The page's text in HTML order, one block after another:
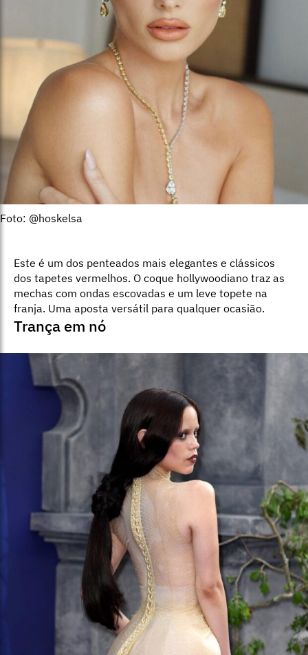
Foto: @hoskelsa
Este é um dos penteados mais elegantes e clássicos
dos tapetes vermelhos. O coque hollywoodiano traz as
mechas com ondas escovadas e um leve topete na
franja. Uma aposta versátil para qualquer ocasião.
Trança em nó